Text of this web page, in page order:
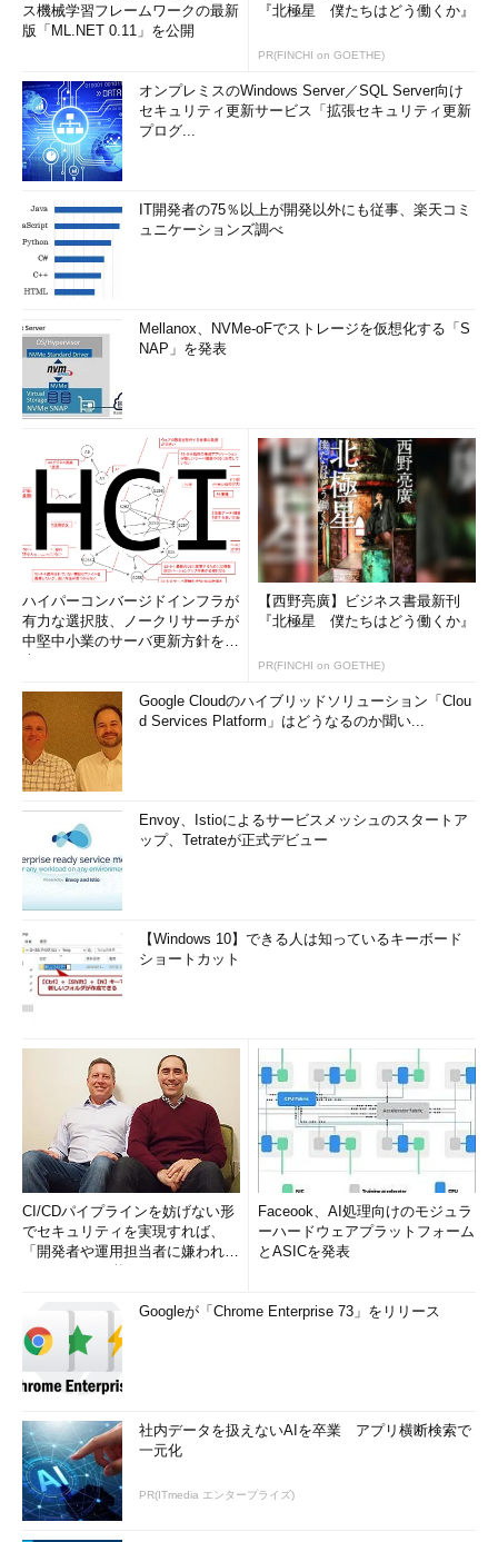
ス機械学習フレームワークの最新
版「ML.NET 0.11」を公開
『北極星 僕たちはどう働くか』
PR(FINCHI on GOETHE)
オンプレミスのWindows Server／SQL Server向け
セキュリティ更新サービス「拡張セキュリティ更新
プログ...
IT開発者の75％以上が開発以外にも従事、楽天コミ
ュニケーションズ調べ
Mellanox、NVMe-oFでストレージを仮想化する「S
NAP」を発表
ハイパーコンバージドインフラが
有力な選択肢、ノークリサーチが
中堅中小業のサーバ更新方針を調
【西野亮廣】ビジネス書最新刊
『北極星 僕たちはどう働くか』
PR(FINCHI on GOETHE)
Google Cloudのハイブリッドソリューション「Clou
d Services Platform」はどうなるのか聞い...
Envoy、Istioによるサービスメッシュのスタートア
ップ、Tetrateが正式デビュー
【Windows 10】できる人は知っているキーボード
ショートカット
CI/CDパイプラインを妨げない形
でセキュリティを実現すれば、
「開発者や運用担当者に嫌われな
Faceook、AI処理向けのモジュラ
ーハードウェアプラットフォーム
とASICを発表
Googleが「Chrome Enterprise 73」をリリース
社内データを扱えないAIを卒業 アプリ横断検索で
一元化
PR(ITmedia エンタープライズ)